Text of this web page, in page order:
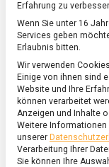
SCHLAGWORT:
Erfahrung zu
Wenn Sie unter 16
Services geben
Erlaubnis bitten.
Wir verwenden
Einige von ihnen sind
Website und Ihre
können verarbeitet
Anzeigen und Inhalte
Weitere Informationen
unserer
Verarbeitung Ihrer
Sie können Ihre